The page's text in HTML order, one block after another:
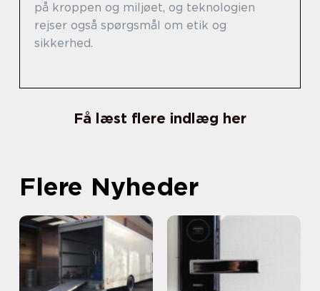
på kroppen og miljøet, og teknologien
rejser også spørgsmål om etik og
sikkerhed.
Få læst flere indlæg her
Flere Nyheder